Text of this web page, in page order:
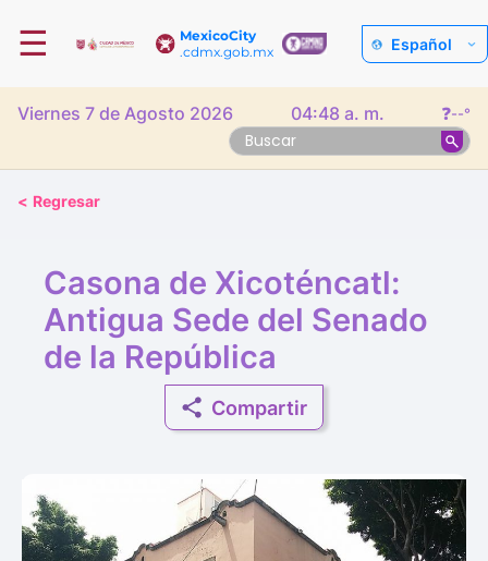
MexicoCity
.cdmx.gob.mx
☰ Español
Viernes 7 de Agosto 2026 04:48 a. m. ❓--°
< Regresar
Casona de Xicoténcatl:
Antigua Sede del Senado
de la República
Compartir